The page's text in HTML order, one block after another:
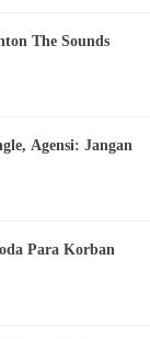
The Sounds
Agensi: Jangan
Para Korban